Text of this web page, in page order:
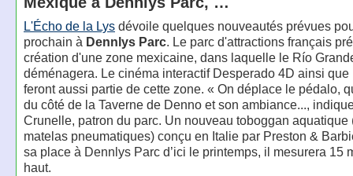
L'Écho de la Lysdévoile quelques nouveautés prévues
prochain à Dennlys Parc. Le parc d'attractions français
création d'une zone mexicaine, dans laquelle le Río
déménagera. Le cinéma interactif Desperado 4D ainsi que
feront aussi partie de cette zone. « On déplace le pédalo,
du côté de la Taverne de Denno et son ambiance...,
Crunelle, patron du parc. Un nouveau toboggan aquatique
matelas pneumatiques) conçu en Italie par Preston &
sa place à Dennlys Parc d’ici le printemps, il mesurera 15
haut.